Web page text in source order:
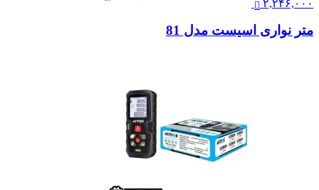
۲,۲۴۶,۰۰۰
متر نواری اسیست مدل 81